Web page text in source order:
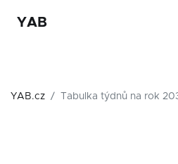
YAB
YAB.cz Tabulka týdnů na rok